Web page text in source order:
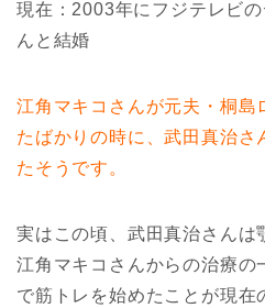
現在：2003年にフジテレビ
んと結婚
江角マキコさんが元夫・桐島
たばかりの時に、武田真治さ
たそうです。
実はこの頃、武田真治さんは
江角マキコさんからの治療の
で筋トレを始めたことが現在